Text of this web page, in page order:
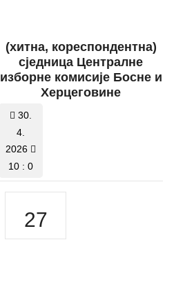
(хитна, кореспондентна)
сједница Централне
изборне комисије Босне и
Херцеговине
30.
4.
2026
10 : 0
27